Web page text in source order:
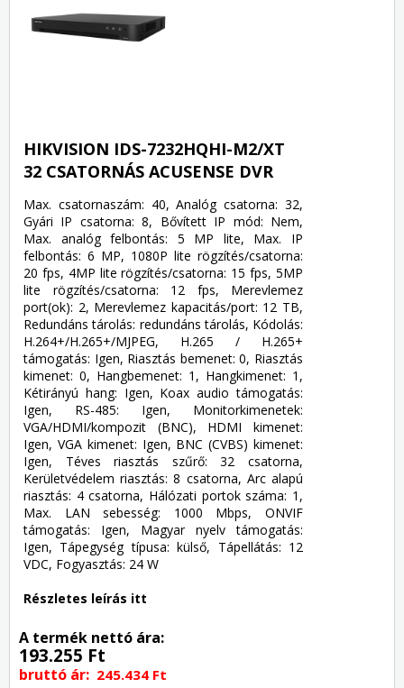
HIKVISION IDS-7232HQHI-M2/XT
32 CSATORNÁS ACUSENSE DVR
Max. csatornaszám: 40, Analóg csatorna: 32,
Gyári IP csatorna: 8, Bővített IP mód: Nem,
Max. analóg felbontás: 5 MP lite, Max. IP
felbontás: 6 MP, 1080P lite rögzítés/csatorna:
20 fps, 4MP lite rögzítés/csatorna: 15 fps, 5MP
lite rögzítés/csatorna: 12 fps, Merevlemez
port(ok): 2, Merevlemez kapacitás/port: 12 TB,
Redundáns tárolás: redundáns tárolás, Kódolás:
H.264+/H.265+/MJPEG, H.265 / H.265+
támogatás: Igen, Riasztás bemenet: 0, Riasztás
kimenet: 0, Hangbemenet: 1, Hangkimenet: 1,
Kétirányú hang: Igen, Koax audio támogatás:
Igen, RS-485: Igen, Monitorkimenetek:
VGA/HDMI/kompozit (BNC), HDMI kimenet:
Igen, VGA kimenet: Igen, BNC (CVBS) kimenet:
Igen, Téves riasztás szűrő: 32 csatorna,
Kerületvédelem riasztás: 8 csatorna, Arc alapú
riasztás: 4 csatorna, Hálózati portok száma: 1,
Max. LAN sebesség: 1000 Mbps, ONVIF
támogatás: Igen, Magyar nyelv támogatás:
Igen, Tápegység típusa: külső, Tápellátás: 12
VDC, Fogyasztás: 24 W
Részletes leírás itt
A termék nettó ára:
193.255 Ft
bruttó ár: 245.434 Ft